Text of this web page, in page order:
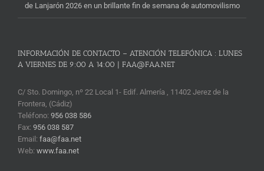
de Lanjarón 2026 en un brillante fin de semana de automovilismo
INFORMACIÓN DE CONTACTO – ATENCIÓN TELEFÓNICA : LUNES
A VIERNES DE 9:00 A 14:00 | FAA@FAA.NET
C/ Sto. Domingo, nº 22 Local 1- Edif. Almería , 11402 Jerez de la
Frontera, (Cádiz)
Teléfono: 956 038 586
Fax: 956 038 587
Email: faa@faa.net
Web: www.faa.net